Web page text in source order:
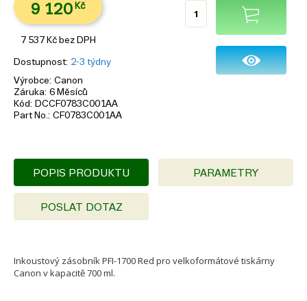
9 120 Kč
7 537 Kč bez DPH
Dostupnost 2-3 týdny
Výrobce Canon
Záruka 6 Měsíců
Kód
DCCF0783C001AA
Part No. CF0783C001AA
POPIS PRODUKTU PARAMETRY
POSLAT DOTAZ
Inkoustový zásobník PFI-1700 Red pro velkoformátové tiskárny
Canon v kapacitě 700 ml.